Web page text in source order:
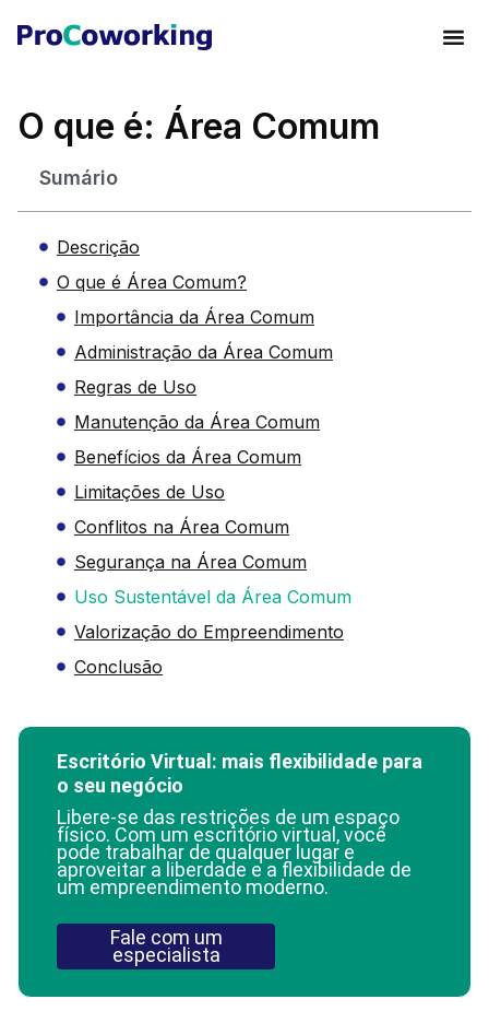
O que é: Área Comum
Sumário
Descrição
O que é Área Comum?
Importância da Área Comum
Administração da Área Comum
Regras de Uso
Manutenção da Área Comum
Benefícios da Área Comum
Limitações de Uso
Conflitos na Área Comum
Segurança na Área Comum
Uso Sustentável da Área Comum
Valorização do Empreendimento
Conclusão
Escritório Virtual: mais flexibilidade para
o seu negócio
Libere-se das restrições de um espaço
físico. Com um escritório virtual, você
pode trabalhar de qualquer lugar e
aproveitar a liberdade e a flexibilidade de
um empreendimento moderno.
Fale com um
especialista